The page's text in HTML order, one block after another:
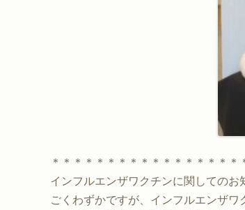
＊＊＊＊＊＊＊＊＊＊＊＊＊＊＊＊
インフルエンザワクチンに関してのお
ごくわずかですが、インフルエンザワ